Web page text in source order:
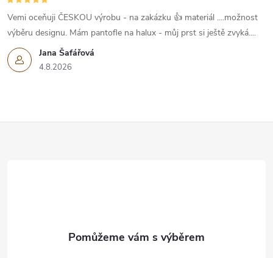
Jana Šafářová
4.8.2026
Vemi oceňuji ČESKOU výrobu - na zakázku 👍 materiál ....možnost
výběru designu. Mám pantofle na halux - můj prst si ještě zvyká....